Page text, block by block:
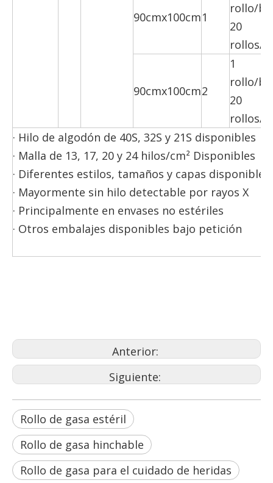
90cmx100cm1
rollo/
20
rollos/
90cmx100cm2
1
rollo/
20
rollos/
· Hilo de algodón de 40S, 32S y 21S disponibles
· Malla de 13, 17, 20 y 24 hilos/cm² Disponibles
· Diferentes estilos, tamaños y capas disponibles
· Mayormente sin hilo detectable por rayos X
· Principalmente en envases no estériles
· Otros embalajes disponibles bajo petición
Anterior:
Siguiente:
Rollo de gasa estéril
Rollo de gasa hinchable
Rollo de gasa para el cuidado de heridas